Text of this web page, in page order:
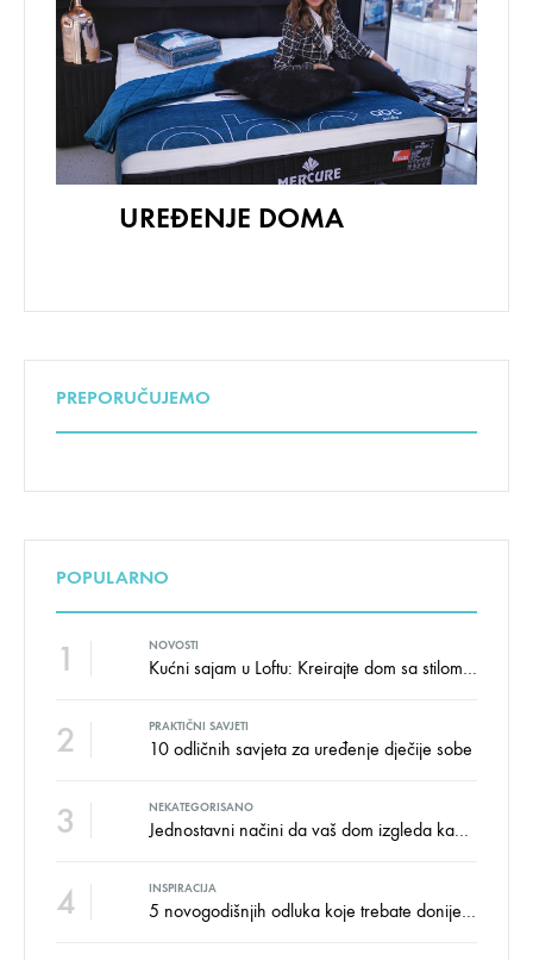
UREĐENJE DOMA
PREPORUČUJEMO
POPULARNO
1 NOVOSTI
2 PRAKTIČNI SAVJETI
10 odličnih savjeta za uređenje dječije sobe
3 NEKATEGORISANO
4 INSPIRACIJA